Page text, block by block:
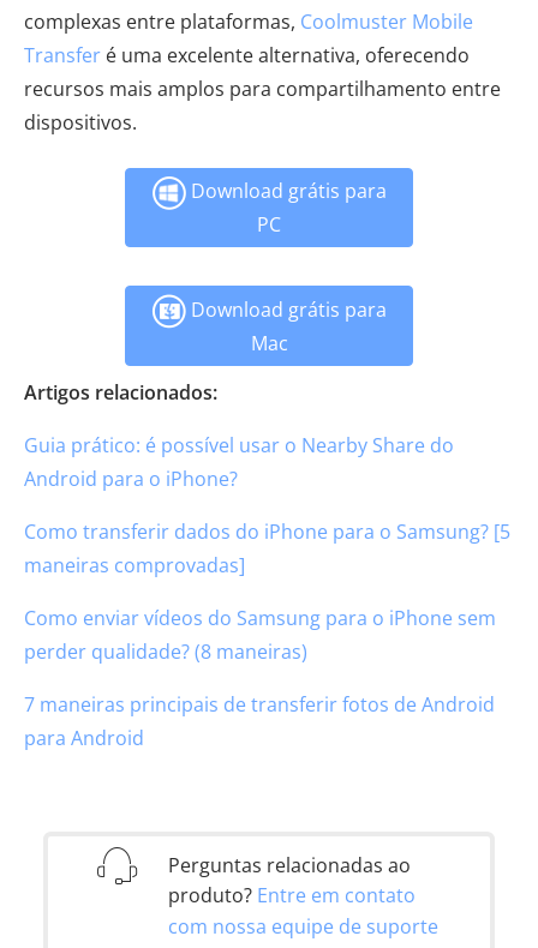
complexas entre plataformas, Coolmuster Mobile
Transfer é uma excelente alternativa, oferecendo
recursos mais amplos para compartilhamento entre
dispositivos.
Download grátis para
PC
Download grátis para
Mac
Artigos relacionados:
Guia prático: é possível usar o Nearby Share do
Android para o iPhone?
Como transferir dados do iPhone para o Samsung? [5
maneiras comprovadas]
Como enviar vídeos do Samsung para o iPhone sem
perder qualidade? (8 maneiras)
7 maneiras principais de transferir fotos de Android
para Android
Perguntas relacionadas ao
produto? Entre em contato
com nossa equipe de suporte